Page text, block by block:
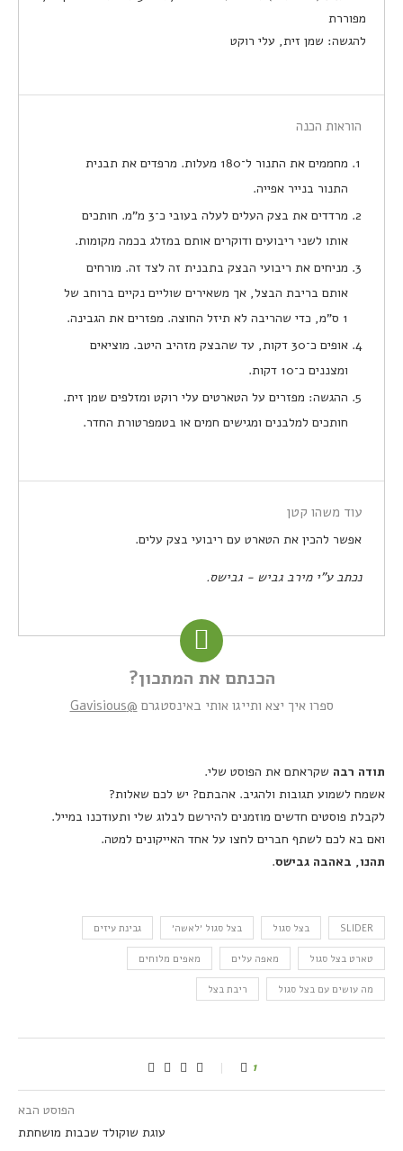
מפוררת
להגשה: שמן זית, עלי רוקט
הוראות הכנה
מחממים את התנור ל־180 מעלות. מרפדים את תבנית
התנור בנייר אפייה.
מרדדים את בצק העלים לעלה בעובי כ־3 מ"מ. חותכים
אותו לשני ריבועים ודוקרים אותם במזלג בכמה מקומות.
מניחים את ריבועי הבצק בתבנית זה לצד זה. מורחים
אותם בריבת הבצל, אך משאירים שוליים נקיים ברוחב של
1 ס"מ, כדי שהריבה לא תיזל החוצה. מפזרים את הגבינה.
אופים כ־30 דקות, עד שהבצק מזהיב היטב. מוציאים
ומצננים כ־10 דקות.
ההגשה: מפזרים על הטארטים עלי רוקט ומזלפים שמן זית.
חותכים למלבנים ומגישים חמים או בטמפרטורת החדר.
עוד משהו קטן
אפשר להכין את הטארט עם ריבועי בצק עלים.
נכתב ע"י מירב גביש - גבישס.
הכנתם את המתכון?
ספרו איך יצא ותייגו אותי באינסטגרם @Gavisious
תודה רבה שקראתם את הפוסט שלי.
אשמח לשמוע תגובות ולהגיב. אהבתם? יש לכם שאלות?
לקבלת פוסטים חדשים מוזמנים להירשם לבלוג שלי ותעודכנו במייל.
ואם בא לכם לשתף חברים לחצו על אחד האייקונים למטה.
תהנו, באהבה גבישס.
SLIDER בצל סגול בצל סגול ׳לאשה׳ גבינת עיזים
טארט בצל סגול מאפה עלים מאפים מלוחים
מה עושים עם בצל סגול ריבת בצל
1
הפוסט הבא
עוגת שוקולד שכבות מושחתת